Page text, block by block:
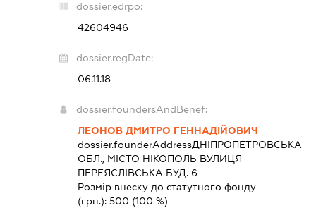
dossier.edrpo:
42604946
dossier.regDate:
06.11.18
dossier.foundersAndBenef:
ЛЕОНОВ ДМИТРО ГЕННАДІЙОВИЧ
dossier.founderAddressДНІПРОПЕТРОВСЬКА
ОБЛ., МІСТО НІКОПОЛЬ ВУЛИЦЯ
ПЕРЕЯСЛІВСЬКА БУД. 6
Розмір внеску до статутного фонду
(грн.): 500 (100 %)